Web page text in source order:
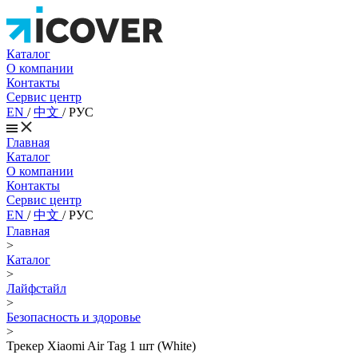
Каталог
О компании
Контакты
Сервис центр
EN /中文 /РУС
Главная
Каталог
О компании
Контакты
Сервис центр
EN /中文 /РУС
Главная
>
Каталог
>
Лайфстайл
>
Безопасность и здоровье
>
Трекер Xiaomi Air Tag 1 шт (White)